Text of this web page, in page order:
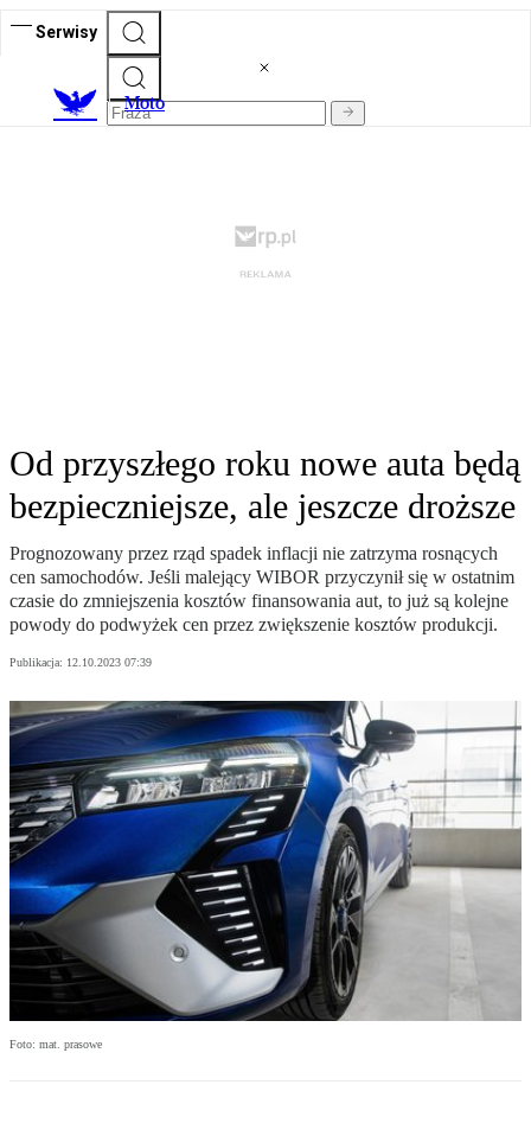
Serwisy
Moto
Od przyszłego roku nowe auta będą
bezpieczniejsze, ale jeszcze droższe
Prognozowany przez rząd spadek inflacji nie zatrzyma rosnących
cen samochodów. Jeśli malejący WIBOR przyczynił się w ostatnim
czasie do zmniejszenia kosztów finansowania aut, to już są kolejne
powody do podwyżek cen przez zwiększenie kosztów produkcji.
Publikacja: 12.10.2023 07:39
Foto: mat. prasowe